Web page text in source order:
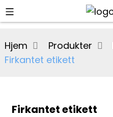
Hjem Produkter
Firkantet etikett
Firkantet etikett